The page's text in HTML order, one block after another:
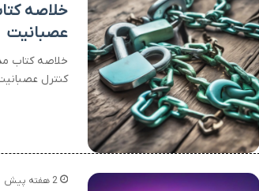
خلاصه
عصبانیت
خلاصه کتاب
کنترل
2 هفته پیش